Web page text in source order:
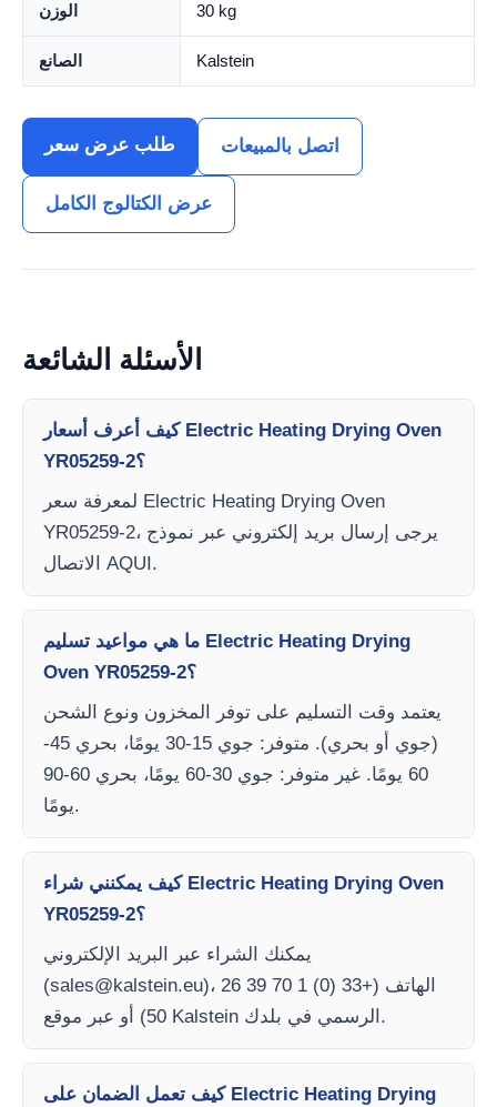
الوزن 30 kg
الصانع Kalstein
طلب عرض سعر اتصل بالمبيعات
عرض الكتالوج الكامل
الأسئلة الشائعة
كيف أعرف أسعار Electric Heating Drying Oven
YR05259-2؟
لمعرفة سعر Electric Heating Drying Oven
YR05259-2، يرجى إرسال بريد إلكتروني عبر نموذج
الاتصال AQUI.
ما هي مواعيد تسليم Electric Heating Drying
Oven YR05259-2؟
يعتمد وقت التسليم على توفر المخزون ونوع الشحن
(جوي أو بحري). متوفر: جوي 15-30 يومًا، بحري 45-
60 يومًا. غير متوفر: جوي 30-60 يومًا، بحري 60-90
يومًا.
كيف يمكنني شراء Electric Heating Drying Oven
YR05259-2؟
يمكنك الشراء عبر البريد الإلكتروني
(sales@kalstein.eu)، الهاتف (+33 (0) 1 70 39 26
50) أو عبر موقع Kalstein الرسمي في بلدك.
كيف تعمل الضمان على Electric Heating Drying